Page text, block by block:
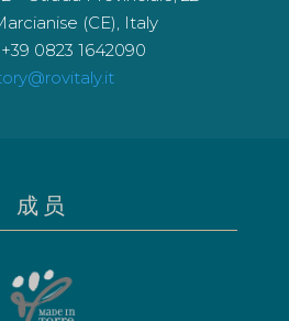
(CE), Italy
0823 1642090
成员